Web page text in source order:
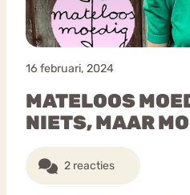
16 februari, 2024
MATELOOS
NIETS, MAAR
2 reacties